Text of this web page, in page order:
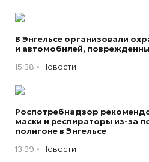
В Энгельсе организовали
и автомобилей,
15:38 Новости
Роспотребнадзор
маски и респираторы из-за
полигоне в Энгельсе
13:39 Новости